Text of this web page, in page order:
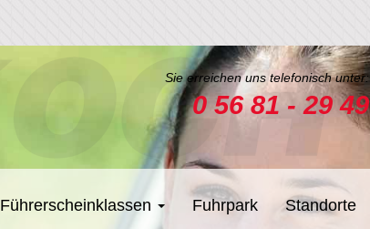
Sie erreichen uns telefonisch unter:
0 56 81 - 29 49
Führerscheinklassen Fuhrpark Standorte